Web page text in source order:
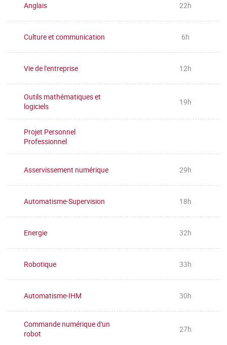
Anglais 22h
Culture et communication 6h
Vie de l'entreprise 12h
Outils mathématiques et
logiciels
19h
Projet Personnel
Professionnel
Asservissement numérique 29h
Automatisme-Supervision 18h
Energie 32h
Robotique 33h
Automatisme-IHM 30h
Commande numérique d'un
robot
27h